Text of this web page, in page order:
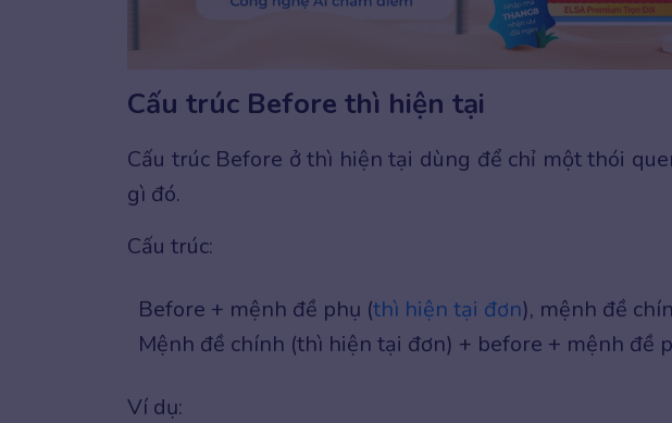
Cấu trúc Before thì hiện tại
Cấu trúc Before ở thì hiện tại dùng để chỉ một thói
gì đó.
Cấu trúc:
Before + mệnh đề phụ (thì hiện tại đơn), mệnh đề
Mệnh đề chính (thì hiện tại đơn) + before + mệnh đề
Ví dụ: